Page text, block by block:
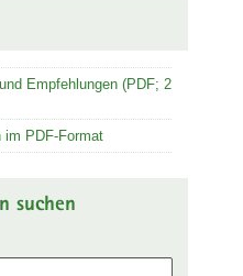
Empfehlungen (PDF; 2
im PDF-Format
suchen